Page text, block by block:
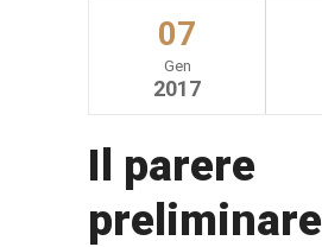
07
Gen
2017
Il parere
preliminare